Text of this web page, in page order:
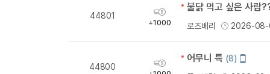
44801
획
득
+1000
불닭 먹고 싶은 사람
로즈베리 2026-
44800
획
득
어무니 특 (8) 모